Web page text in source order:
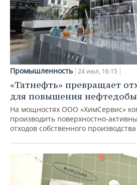
Промышленность 24 июл, 16:15
«Татнефть» превращает
для повышения
На мощностях ООО «ХимСервис»
производить поверхностно-
отходов собственного производства